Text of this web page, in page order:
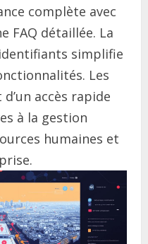
complète avec
FAQ détaillée. La
simplifie
Les
accès rapide
à la gestion
humaines et